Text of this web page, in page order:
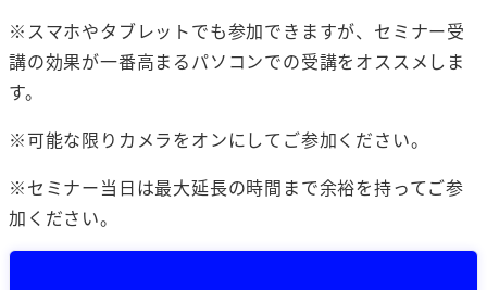
※スマホやタブレットでも参加できますが、セミナー受
講の効果が一番高まるパソコンでの受講をオススメしま
す。
※可能な限りカメラをオンにしてご参加ください。
※セミナー当日は最大延長の時間まで余裕を持ってご参
加ください。